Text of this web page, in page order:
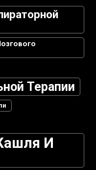
Терапии
И